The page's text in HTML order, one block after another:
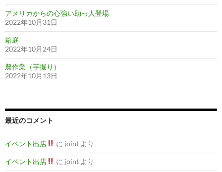
アメリカからの心強い助っ人登場
2022年10月31日
箱庭
2022年10月24日
農作業（芋掘り）
2022年10月13日
最近のコメント
イベント出店 に jointより
イベント出店 に jointより